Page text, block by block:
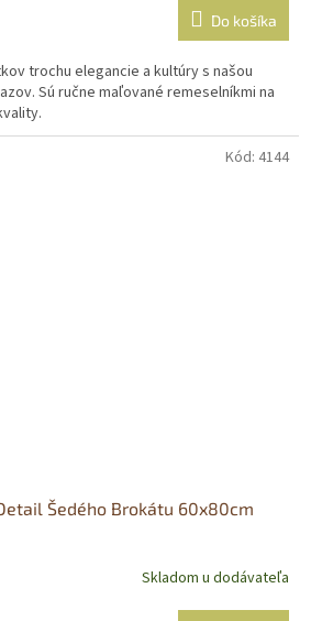
Do košíka
trochu elegancie a kultúry s našou
Sú ručne maľované remeselníkmi na
Šedého Brokátu 60x80cm
Skladom u dodávateľa
Kód: 4144